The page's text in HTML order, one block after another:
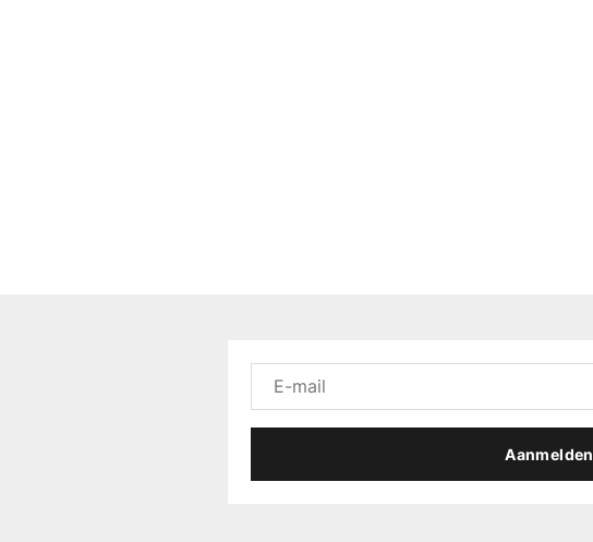
Aanmelden